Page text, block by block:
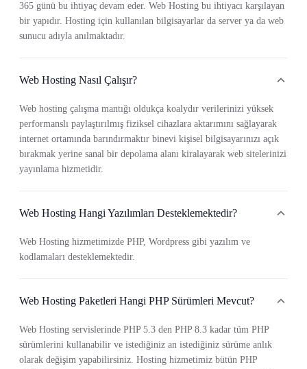
365 günü bu ihtiyaç devam eder. Web Hosting bu ihtiyacı karşılayan
bir yapıdır. Hosting için kullanılan bilgisayarlar da server ya da web
sunucu adıyla anılmaktadır.
Web Hosting Nasıl Çalışır?
Web hosting çalışma mantığı oldukça koalydır verilerinizi yüksek
performanslı paylaştırılmış fiziksel cihazlara aktarımını sağlayarak
internet ortamında barındırmaktır binevi kişisel bilgisayarınızı açık
bırakmak yerine sanal bir depolama alanı kiralayarak web sitelerinizi
yayınlama hizmetidir.
Web Hosting Hangi Yazılımları Desteklemektedir?
Web Hosting hizmetimizde PHP, Wordpress gibi yazılım ve
kodlamaları desteklemektedir.
Web Hosting Paketleri Hangi PHP Sürümleri Mevcut?
Web Hosting servislerinde PHP 5.3 den PHP 8.3 kadar tüm PHP
sürümlerini kullanabilir ve istediğiniz an istediğiniz sürüme anlık
olarak değişim yapabilirsiniz. Hosting hizmetimiz bütün PHP